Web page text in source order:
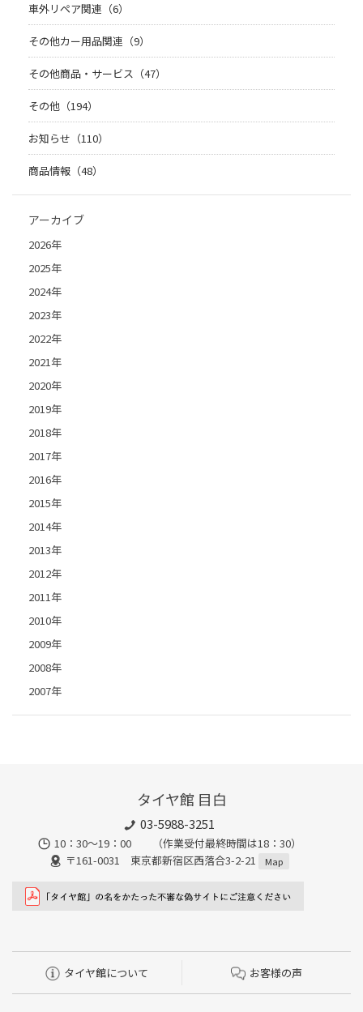
車外リペア関連（6）
その他カー用品関連（9）
その他商品・サービス（47）
その他（194）
お知らせ（110）
商品情報（48）
アーカイブ
2026年
2025年
2024年
2023年
2022年
2021年
2020年
2019年
2018年
2017年
2016年
2015年
2014年
2013年
2012年
2011年
2010年
2009年
2008年
2007年
タイヤ館 目白
03-5988-3251
10：30～19：00 （作業受付最終時間は18：30）
〒161-0031 東京都新宿区西落合3-2-21
Map
タイヤ館について お客様の声